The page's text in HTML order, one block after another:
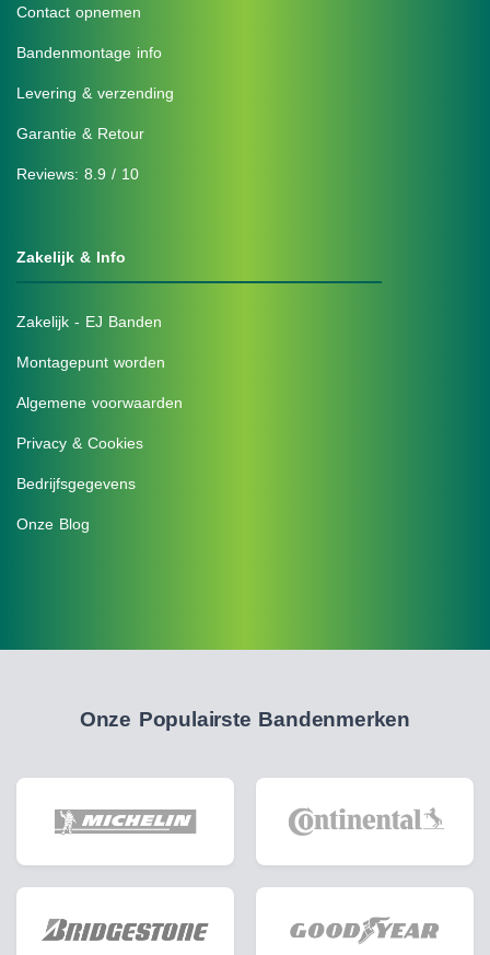
Contact opnemen
Bandenmontage info
Levering & verzending
Garantie & Retour
Reviews: 8.9 / 10
Zakelijk & Info
Zakelijk - EJ Banden
Montagepunt worden
Algemene voorwaarden
Privacy & Cookies
Bedrijfsgegevens
Onze Blog
Onze Populairste Bandenmerken